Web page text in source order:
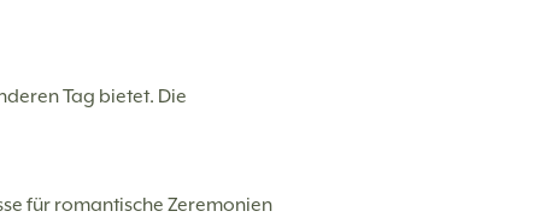
Tag bietet. Die
für romantische Zeremonien